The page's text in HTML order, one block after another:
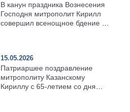
В канун праздника Вознесения
Господня митрополит Кирилл
совершил всенощное бдение в
15.05.2026
Патриаршее поздравление
митрополиту Казанскому
Кириллу с 65-летием со дня